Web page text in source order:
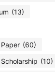
(13)
(60)
Scholarship (10)